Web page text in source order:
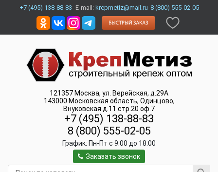
+7 (495) 138-88-83 E-mail: krepmetiz@mail.ru 8 (800) 555-02-05
121357 Москва, ул. Верейская, д.29А
143000 Московская область, Одинцово,
Внуковская д.11 стр.20 оф.7
+7 (495) 138-88-83
8 (800) 555-02-05
График: Пн-Пт c 9:00 до 18:00
Заказать звонок